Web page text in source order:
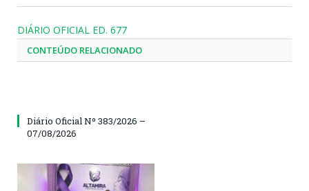
DIÁRIO OFICIAL ED. 677
CONTEÚDO RELACIONADO
Diário Oficial Nº 383/2026 –
07/08/2026